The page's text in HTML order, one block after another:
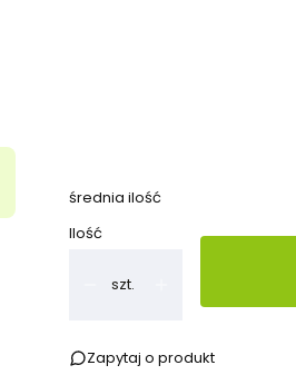
średnia ilość
Ilość
szt.
Zapytaj o produkt